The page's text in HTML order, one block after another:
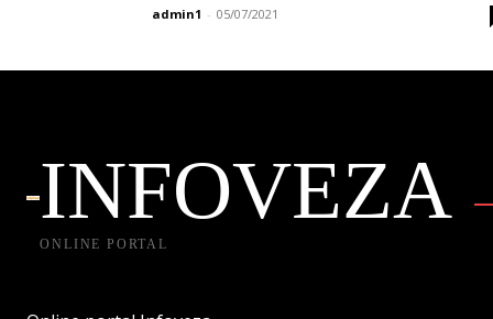
admin1 - 05/07/2021
INFOVEZA
ONLINE PORTAL